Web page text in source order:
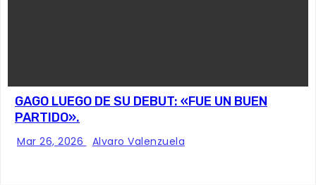
GAGO LUEGO DE SU DEBUT: «FUE UN BUEN
PARTIDO».
Mar 26, 2026 Alvaro Valenzuela